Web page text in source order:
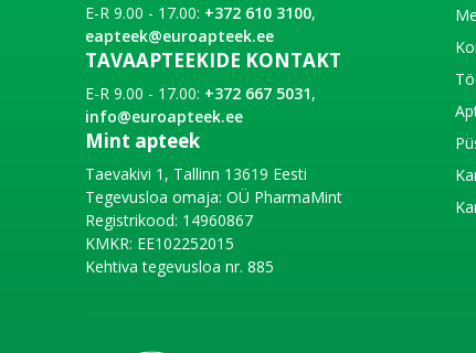
E-R 9.00 - 17.00: +372 610 3100,
eapteek@euroapteek.ee
TAVAAPTEEKIDE KONTAKT
E-R 9.00 - 17.00: +372 667 5031,
info@euroapteek.ee
Mint apteek
Taevakivi 1, Tallinn 13619 Eesti
Tegevusloa omaja: OÜ PharmaMint
Registrikood: 14960867
KMKR: EE102252015
Kehtiva tegevusloa nr. 885